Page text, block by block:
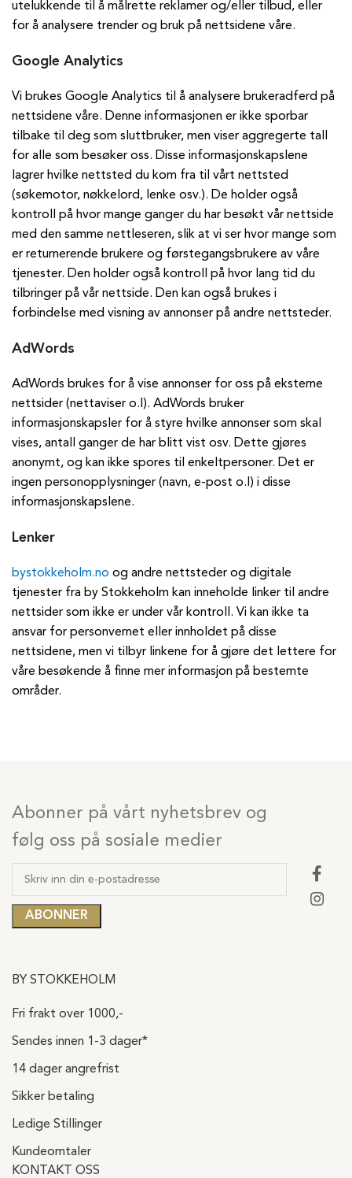
utelukkende til å målrette reklamer og/eller tilbud, eller
for å analysere trender og bruk på nettsidene våre.
Google Analytics
Vi brukes Google Analytics til å analysere brukeradferd på
nettsidene våre. Denne informasjonen er ikke sporbar
tilbake til deg som sluttbruker, men viser aggregerte tall
for alle som besøker oss. Disse informasjonskapslene
lagrer hvilke nettsted du kom fra til vårt nettsted
(søkemotor, nøkkelord, lenke osv.). De holder også
kontroll på hvor mange ganger du har besøkt vår nettside
med den samme nettleseren, slik at vi ser hvor mange som
er returnerende brukere og førstegangsbrukere av våre
tjenester. Den holder også kontroll på hvor lang tid du
tilbringer på vår nettside. Den kan også brukes i
forbindelse med visning av annonser på andre nettsteder.
AdWords
AdWords brukes for å vise annonser for oss på eksterne
nettsider (nettaviser o.l). AdWords bruker
informasjonskapsler for å styre hvilke annonser som skal
vises, antall ganger de har blitt vist osv. Dette gjøres
anonymt, og kan ikke spores til enkeltpersoner. Det er
ingen personopplysninger (navn, e-post o.l) i disse
informasjonskapslene.
Lenker
bystokkeholm.no og andre nettsteder og digitale
tjenester fra by Stokkeholm kan inneholde linker til andre
nettsider som ikke er under vår kontroll. Vi kan ikke ta
ansvar for personvernet eller innholdet på disse
nettsidene, men vi tilbyr linkene for å gjøre det lettere for
våre besøkende å finne mer informasjon på bestemte
områder.
Abonner på vårt nyhetsbrev og
følg oss på sosiale medier
BY STOKKEHOLM
Fri frakt over 1000,-
Sendes innen 1-3 dager*
14 dager angrefrist
Sikker betaling
Ledige Stillinger
Kundeomtaler
KONTAKT OSS